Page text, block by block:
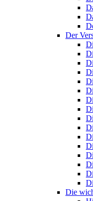
Der
Die